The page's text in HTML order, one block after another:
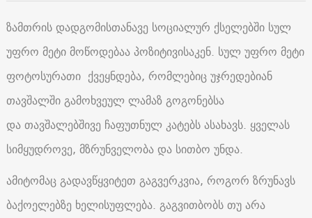
ზამთრის დადგომისთანავე სოციალურ ქსელებში სულ
უფრო მეტი მოწოდებაა პოზიტივისაკენ. სულ უფრო მეტი
ფოტოსურათი ქვეყნდება, რომლებიც უჯრედებიან
თავშალში გამოხვეულ ლამაზ გოგონებსა
და თავშალებშივე ჩაფუთნულ კატებს ასახავს. ყველას
სიმყუდროვე, მზრუნველობა და სითბო უნდა.
ამიტომაც გადავწყვიტეთ გაგვერკვია, როგორ ზრუნავს
ბაქოელებზე ხელისუფლება. გაგვითბობს თუ არა